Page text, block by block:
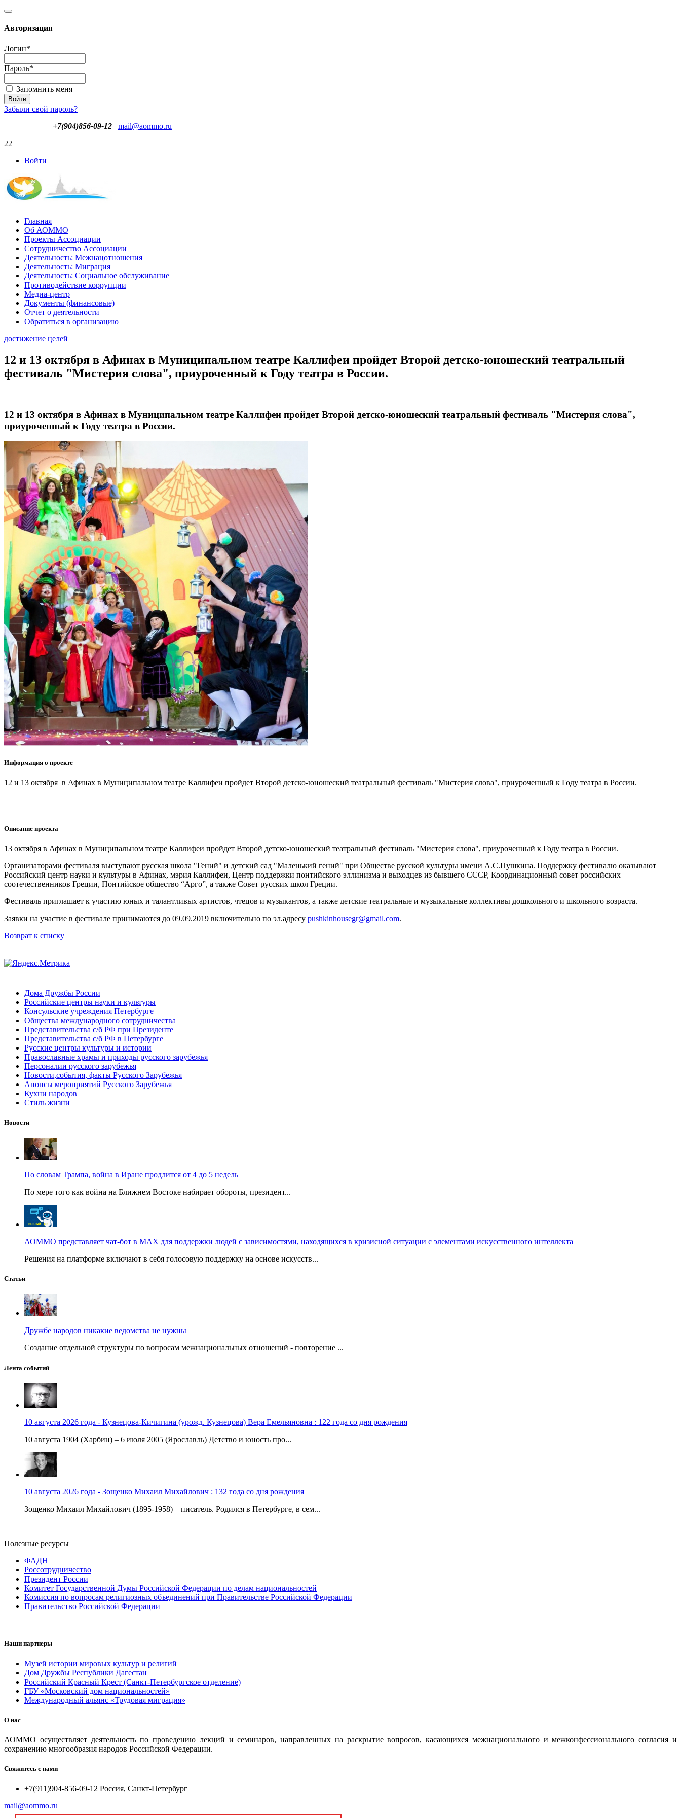
Авторизация
Логин*
Пароль*
Запомнить меня
Забыли свой пароль?
+7(904)856-09-12
mail@aommo.ru
22
Войти
Главная
Об АОММО
Проекты Ассоциации
Сотрудничество Ассоциации
Деятельность: Межнацотношения
Деятельность: Миграция
Деятельность: Социальное обслуживание
Противодействие коррупции
Медиа-центр
Документы (финансовые)
Отчет о деятельности
Обратиться в организацию
достижение целей
12 и 13 октября в Афинах в Муниципальном театре Каллифеи пройдет Второй детско-юношеский театральный
фестиваль "Мистерия слова", приуроченный к Году театра в России.
12 и 13 октября в Афинах в Муниципальном театре Каллифеи пройдет Второй детско-юношеский театральный фестиваль "Мистерия слова",
приуроченный к Году театра в России.
Информация о проекте
12 и 13 октября в Афинах в Муниципальном театре Каллифеи пройдет Второй детско-юношеский театральный фестиваль "Мистерия слова", приуроченный к Году театра в России.
Описание проекта
13 октября в Афинах в Муниципальном театре Каллифеи пройдет Второй детско-юношеский театральный фестиваль "Мистерия слова", приуроченный к Году театра в России.
Организаторами фестиваля выступают русская школа "Гений" и детский сад "Маленький гений" при Обществе русской культуры имени А.С.Пушкина. Поддержку фестивалю оказывают
Российский центр науки и культуры в Афинах, мэрия Каллифеи, Центр поддержки понтийского эллинизма и выходцев из бывшего СССР, Координационный совет российских
соотечественников Греции, Понтийское общество “Арго”, а также Совет русских школ Греции.
Фестиваль приглашает к участию юных и талантливых артистов, чтецов и музыкантов, а также детские театральные и музыкальные коллективы дошкольного и школьного возраста.
Заявки на участие в фестивале принимаются до 09.09.2019 включительно по эл.адресу pushkinhousegr@gmail.com.
Возврат к списку
Дома Дружбы России
Российские центры науки и культуры
Консульские учреждения Петербурге
Общества международного сотрудничества
Представительства с/б РФ при Президенте
Представительства с/б РФ в Петербурге
Русские центры культуры и истории
Православные храмы и приходы русского зарубежья
Персоналии русского зарубежья
Новости,события, факты Русского Зарубежья
Анонсы мероприятий Русского Зарубежья
Кухни народов
Стиль жизни
Новости
По словам Трампа, война в Иране продлится от 4 до 5 недель
По мере того как война на Ближнем Востоке набирает обороты, президент...
АОММО представляет чат-бот в MAX для поддержки людей с зависимостями, находящихся в кризисной ситуации с элементами искусственного интеллекта
Решения на платформе включают в себя голосовую поддержку на основе искусств...
Статьи
Дружбе народов никакие ведомства не нужны
Создание отдельной структуры по вопросам межнациональных отношений - повторение ...
Лента событий
10 августа 2026 года - Кузнецова-Кичигина (урожд. Кузнецова) Вера Емельяновна : 122 года со дня рождения
10 августа 1904 (Харбин) – 6 июля 2005 (Ярославль) Детство и юность про...
10 августа 2026 года - Зощенко Михаил Михайлович : 132 года со дня рождения
Зощенко Михаил Михайлович (1895-1958) – писатель. Родился в Петербурге, в сем...
Полезные ресурсы
ФАДН
Россотрудничество
Президент России
Комитет Государственной Думы Российской Федерации по делам национальностей
Комиссия по вопросам религиозных объединений при Правительстве Российской Федерации
Правительство Российской Федерации
Наши партнеры
Музей истории мировых культур и религий
Дом Дружбы Республики Дагестан
Российский Красный Крест (Санкт-Петербургское отделение)
ГБУ «Московский дом национальностей»
Международный альянс «Трудовая миграция»
О нас
АОММО осуществляет деятельность по проведению лекций и семинаров, направленных на раскрытие вопросов, касающихся межнационального и межконфессионального согласия и
сохранению многообразия народов Российской Федерации.
Свяжитесь с нами
+7(911)904-856-09-12 Россия, Санкт-Петербург
mail@aommo.ru